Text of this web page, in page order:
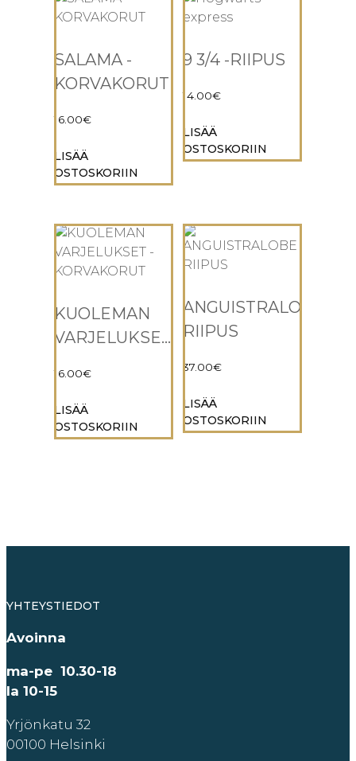
SALAMA -
KORVAKORUT
16.00€
LISÄÄ
OSTOSKORIIN
9 3/4 -RIIPUS
14.00€
LISÄÄ
OSTOSKORIIN
KUOLEMAN
VARJELUKSET
16.00€
LISÄÄ
OSTOSKORIIN
ANGUISTRALOBE
RIIPUS
37.00€
LISÄÄ
OSTOSKORIIN
YHTEYSTIEDOT
Avoinna
ma-pe 10.30-18
la 10-15
Yrjönkatu 32
00100 Helsinki